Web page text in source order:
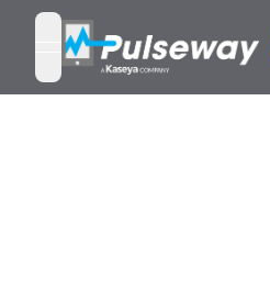
open navigation menu